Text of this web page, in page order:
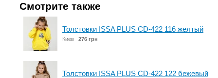
Смотрите также
Толстовки ISSA PLUS CD-422 116 желтый
Киев 276 грн
Толстовки ISSA PLUS CD-422 122 бежевый